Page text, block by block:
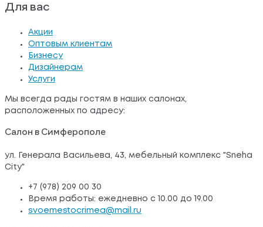
Для вас
Акции
Оптовым клиентам
Бизнесу
Дизайнерам
Услуги
Мы всегда рады гостям в наших салонах,
расположенных по адресу:
Салон в Симферополе
ул. Генерала Васильева, 43, мебельный комплекс "Sneha
City"
+7 (978) 209 00 30
Время работы: ежедневно с 10.00 до 19.00
svoemestocrimea@mail.ru